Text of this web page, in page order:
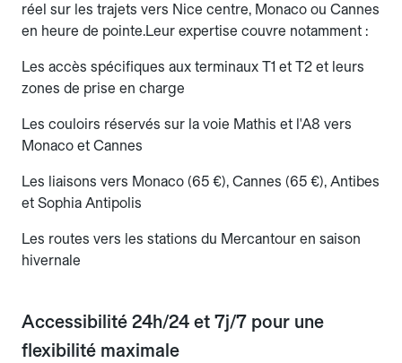
réel sur les trajets vers Nice centre, Monaco ou Cannes
en heure de pointe.Leur expertise couvre notamment :
Les accès spécifiques aux terminaux T1 et T2 et leurs
zones de prise en charge
Les couloirs réservés sur la voie Mathis et l'A8 vers
Monaco et Cannes
Les liaisons vers Monaco (65 €), Cannes (65 €), Antibes
et Sophia Antipolis
Les routes vers les stations du Mercantour en saison
hivernale
Accessibilité 24h/24 et 7j/7 pour une
flexibilité maximale